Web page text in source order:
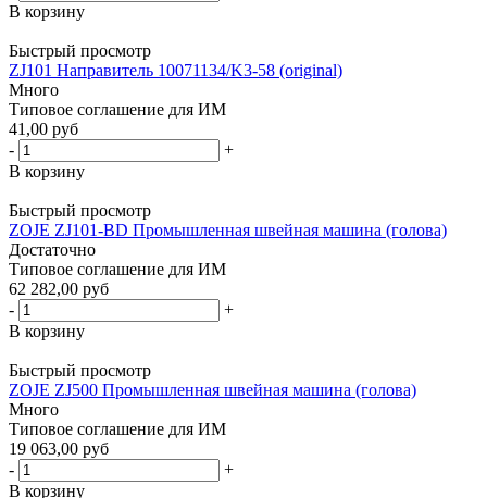
В корзину
Быстрый просмотр
ZJ101 Направитель 10071134/K3-58 (original)
Много
Типовое соглашение для ИМ
41,00 руб
-
+
В корзину
Быстрый просмотр
ZOJE ZJ101-BD Промышленная швейная машина (голова)
Достаточно
Типовое соглашение для ИМ
62 282,00 руб
-
+
В корзину
Быстрый просмотр
ZOJE ZJ500 Промышленная швейная машина (голова)
Много
Типовое соглашение для ИМ
19 063,00 руб
-
+
В корзину